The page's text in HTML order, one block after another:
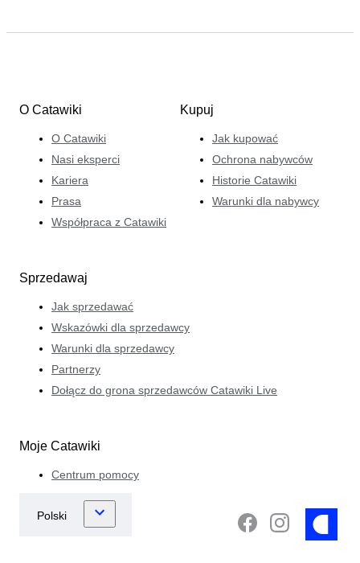
O Catawiki
O Catawiki
Nasi eksperci
Kariera
Prasa
Współpraca z Catawiki
Kupuj
Jak kupować
Ochrona nabywców
Historie Catawiki
Warunki dla nabywcy
Sprzedawaj
Jak sprzedawać
Wskazówki dla sprzedawcy
Warunki dla sprzedawcy
Partnerzy
Dołącz do grona sprzedawców Catawiki Live
Moje Catawiki
Centrum pomocy